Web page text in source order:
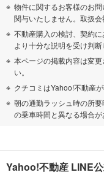
物件に関するお客様のお
関与いたしません。取扱会
不動産購入の検討、契約
より十分な説明を受け判断
本ページの掲載内容は変
い。
クチコミはYahoo!不動産
朝の通勤ラッシュ時の所
の乗車時間と異なる場合が
Yahoo!不動産 LINE